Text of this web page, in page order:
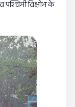
पश्चिमी विक्षोभ के